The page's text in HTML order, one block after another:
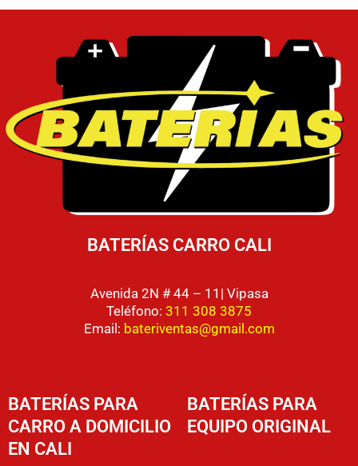
BATERÍAS CARRO CALI
Avenida 2N # 44 – 11| Vipasa
Teléfono: 311 308 3875
Email: bateriventas@gmail.com
BATERÍAS PARA
CARRO A DOMICILIO
EN CALI
BATERÍAS PARA
EQUIPO ORIGINAL